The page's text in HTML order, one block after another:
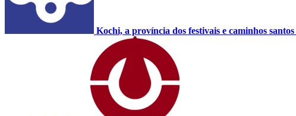
Kochi, a província dos festivais e caminhos santos